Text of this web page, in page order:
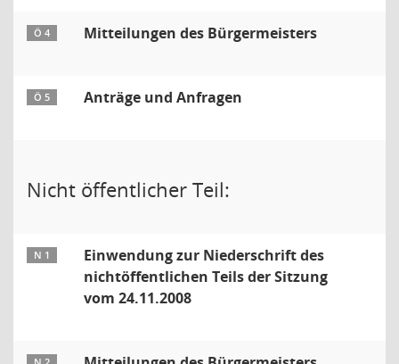
Ö 4 Mitteilungen des Bürgermeisters
Ö 5 Anträge und Anfragen
Nicht öffentlicher Teil:
N 1
Einwendung zur Niederschrift des
nichtöffentlichen Teils der Sitzung
vom 24.11.2008